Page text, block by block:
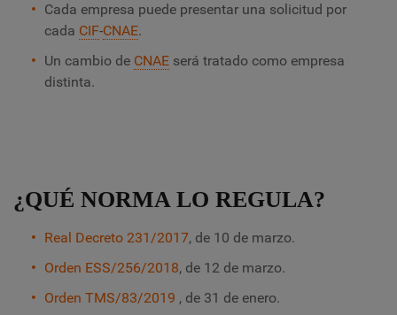
Cada empresa puede presentar una solicitud por
cada CIF-CNAE.
Un cambio de CNAE será tratado como empresa
distinta.
¿QUÉ NORMA LO REGULA?
Real Decreto 231/2017, de 10 de marzo.
Orden ESS/256/2018, de 12 de marzo.
Orden TMS/83/2019 , de 31 de enero.